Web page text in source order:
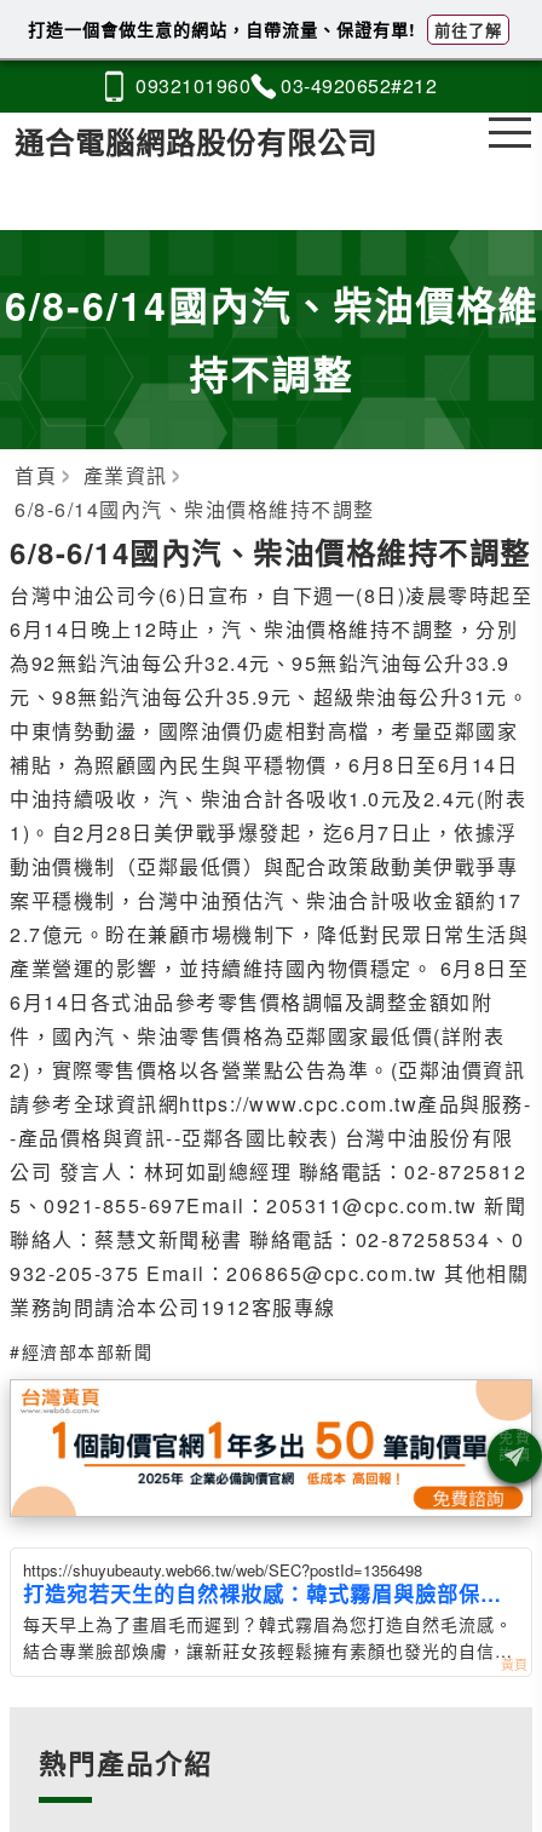
0932101960 03-4920652#212
通合電腦網路股份有限公司
6/8-6/14國內汽、柴油價格維
持不調整
首頁
產業資訊
6/8-6/14國內汽、柴油價格維持不調整
6/8-6/14國內汽、柴油價格維持不調整
台灣中油公司今(6)日宣布，自下週一(8日)凌晨零時起至
6月14日晚上12時止，汽、柴油價格維持不調整，分別
為92無鉛汽油每公升32.4元、95無鉛汽油每公升33.9
元、98無鉛汽油每公升35.9元、超級柴油每公升31元。
中東情勢動盪，國際油價仍處相對高檔，考量亞鄰國家
補貼，為照顧國內民生與平穩物價，6月8日至6月14日
中油持續吸收，汽、柴油合計各吸收1.0元及2.4元(附表
1)。自2月28日美伊戰爭爆發起，迄6月7日止，依據浮
動油價機制（亞鄰最低價）與配合政策啟動美伊戰爭專
案平穩機制，台灣中油預估汽、柴油合計吸收金額約17
2.7億元。盼在兼顧市場機制下，降低對民眾日常生活與
產業營運的影響，並持續維持國內物價穩定。 6月8日至
6月14日各式油品參考零售價格調幅及調整金額如附
件，國內汽、柴油零售價格為亞鄰國家最低價(詳附表
2)，實際零售價格以各營業點公告為準。(亞鄰油價資訊
請參考全球資訊網https://www.cpc.com.tw產品與服務-
-產品價格與資訊--亞鄰各國比較表) 台灣中油股份有限
公司 發言人：林珂如副總經理 聯絡電話：02-8725812
5、0921-855-697Email：205311@cpc.com.tw 新聞
聯絡人：蔡慧文新聞秘書 聯絡電話：02-87258534、0
932-205-375 Email：206865@cpc.com.tw 其他相關
業務詢問請洽本公司1912客服專線
#經濟部本部新聞
https://shuyubeauty.web66.tw/web/SEC?postId=1356498
打造宛若天生的自然裸妝感：韓式霧眉與臉部保養
指南
每天早上為了畫眉毛而遲到？韓式霧眉為您打造自然毛流感。
結合專業臉部煥膚，讓新莊女孩輕鬆擁有素顏也發光的自信
美，告別脫妝煩惱。
熱門產品介紹
打造一個會做生意的網站，自帶流量、保證有單! 前往了解